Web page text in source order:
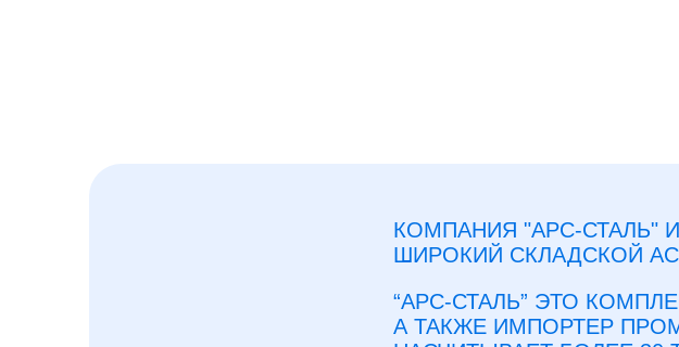
КОМПАНИЯ "АРС-СТАЛЬ"
ШИРОКИЙ СКЛАДСКОЙ
“АРС-СТАЛЬ” ЭТО
А ТАКЖЕ ИМПОРТЕР